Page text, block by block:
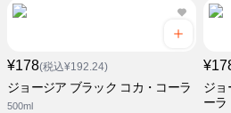
¥178(税込¥192.24)
ジョージア ブラック コカ・コーラ
500ml
ジョ
ーラ